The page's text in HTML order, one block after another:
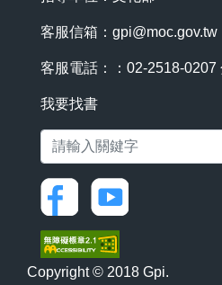
客服信箱： gpi@moc.gov.tw
客服電話：：02-2518-0207
我要找書
Copyright © 2018 Gpi.